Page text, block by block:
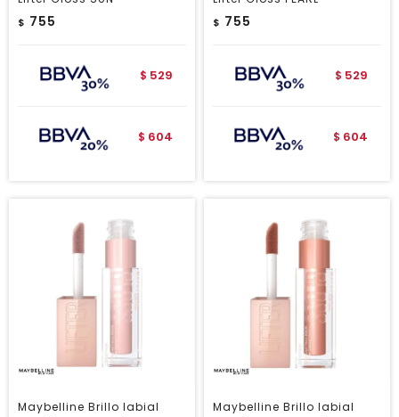
$ 755
$ 529
$ 604
$ 755
$ 529
$ 604
Maybelline Brillo labial
Maybelline Brillo labial